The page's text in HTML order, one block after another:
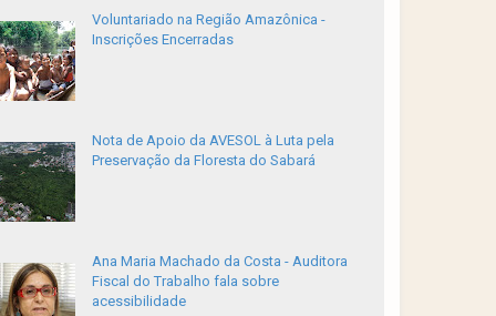
Voluntariado na Região Amazônica -
Inscrições Encerradas
Nota de Apoio da AVESOL à Luta pela
Preservação da Floresta do Sabará
Ana Maria Machado da Costa - Auditora
Fiscal do Trabalho fala sobre
acessibilidade